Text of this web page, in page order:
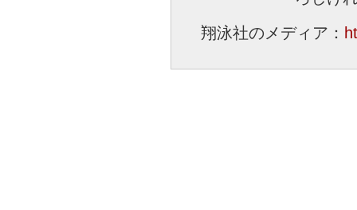
翔泳社のメディア：